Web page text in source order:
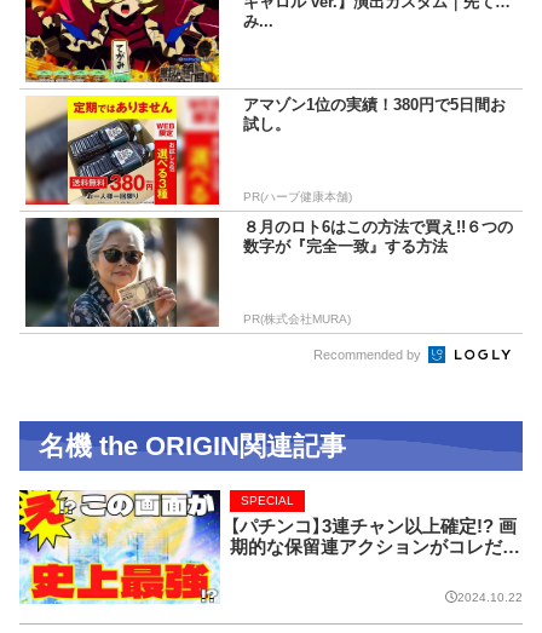
み...
アマゾン1位の実績！380円で5日間お
試し。
PR(ハーブ健康本舗)
８月のロト6はこの方法で買え!!６つの
数字が『完全一致』する方法
PR(株式会社MURA)
Recommended by
名機 the ORIGIN関連記事
【パチンコ】3連チャン以上確定!? 画
期的な保留連アクションがコレだ!
SPECIAL
2024.10.22